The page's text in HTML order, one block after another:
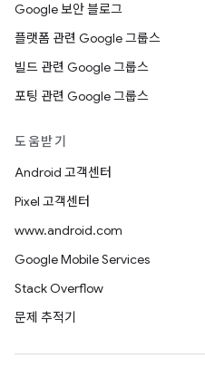
Google 보안 블로그
플랫폼 관련 Google 그룹스
빌드 관련 Google 그룹스
포팅 관련 Google 그룹스
도움받기
Android 고객센터
Pixel 고객센터
www.android.com
Google Mobile Services
Stack Overflow
문제 추적기